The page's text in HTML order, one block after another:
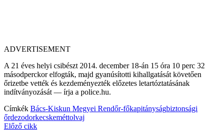
ADVERTISEMENT
A 21 éves helyi csibészt 2014. december 18-án 15 óra 10 perc 32
másodperckor elfogták, majd gyanúsítotti kihallgatását követően
őrizetbe vették és kezdeményezték előzetes letartóztatásának
indítványozását — írja a police.hu.
Címkék Bács-Kiskun Megyei Rendőr-főkapitányságbiztonsági
őrdezodorkecskeméttolvaj
Előző cikk